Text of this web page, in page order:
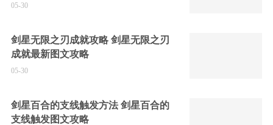
05-30
剑星无限之刃成就攻略 剑星无限之刃
成就最新图文攻略
05-30
剑星百合的支线触发方法 剑星百合的
支线触发图文攻略